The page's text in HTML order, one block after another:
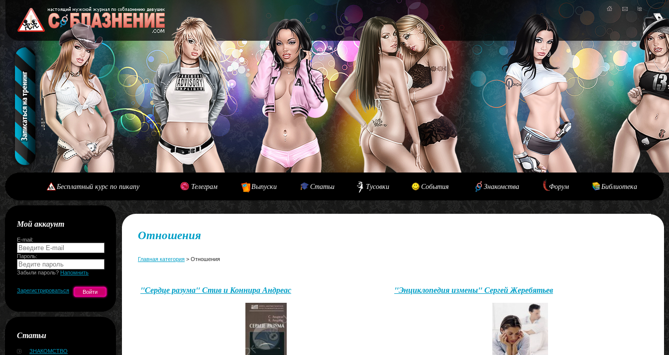
Бесплатный курс по пикапу Телеграм Выпуски Статьи Тусовки События Знакомства Форум Библиотека
Мой аккаунт
E-mail:
Пароль:
Забыли пароль? Напомнить
Зарегистрироваться
Статьи
ЗНАКОМСТВО
Отношения
Главная категория > Отношения
"Сердце разума" Стив и Коннира Андреас "Энциклопедия измены" Сергей Жеребятьев